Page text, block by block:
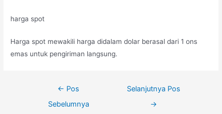
harga spot
Harga spot mewakili harga didalam dolar berasal dari 1 ons
emas untuk pengiriman langsung.
← Pos
Sebelumnya
Selanjutnya Pos
→